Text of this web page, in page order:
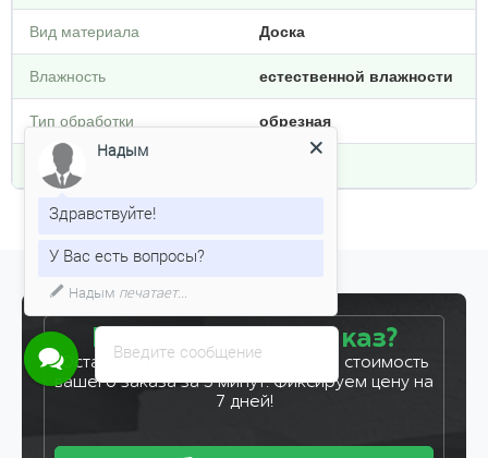
Вид материала Доска
Влажность естественной влажности
Тип обработки обрезная
Плотность кг/м3
Готовы сделать заказ?
Оставьте заявку, и мы рассчитаем стоимость
вашего заказа за 5 минут. Фиксируем цену на
7 дней!
Введите сообщение
Надым
Здравствуйте!
У Вас есть вопросы?
Надым печатает...